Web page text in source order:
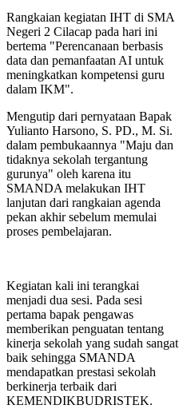
Rangkaian kegiatan IHT di SMA
Negeri 2 Cilacap pada hari ini
bertema "Perencanaan berbasis
data dan pemanfaatan AI untuk
meningkatkan kompetensi guru
dalam IKM".
Mengutip dari pernyataan Bapak
Yulianto Harsono, S. PD., M. Si.
dalam pembukaannya "Maju dan
tidaknya sekolah tergantung
gurunya" oleh karena itu
SMANDA melakukan IHT
lanjutan dari rangkaian agenda
pekan akhir sebelum memulai
proses pembelajaran.
Kegiatan kali ini terangkai
menjadi dua sesi. Pada sesi
pertama bapak pengawas
memberikan penguatan tentang
kinerja sekolah yang sudah sangat
baik sehingga SMANDA
mendapatkan prestasi sekolah
berkinerja terbaik dari
KEMENDIKBUDRISTEK.